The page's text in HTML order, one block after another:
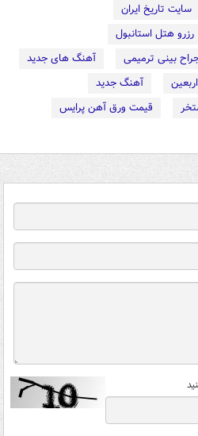
سایت تاریخ ایران
رزرو هتل استانبول
بینی ترمیمی
آهنگ های جدید
آهنگ جدید
قیمت ورق آهن پرایس